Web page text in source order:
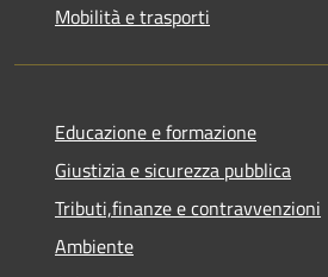
Mobilità e trasporti
Educazione e formazione
Giustizia e sicurezza pubblica
Tributi,finanze e contravvenzioni
Ambiente